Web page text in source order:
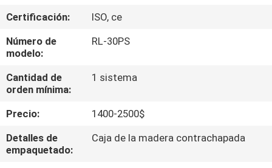
SOBRE
NOSOTROS
TOUR
LA
FÁBRICA
Certificación:
ISO, ce
Número de
modelo:
RL-30PS
Cantidad de
orden mínima:
1 sistema
Precio:
1400-2500$
Detalles de
empaquetado:
Caja de la madera contrachapada